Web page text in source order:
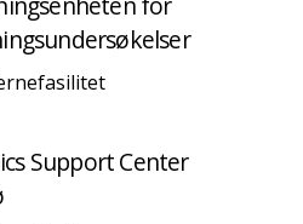
Support Center